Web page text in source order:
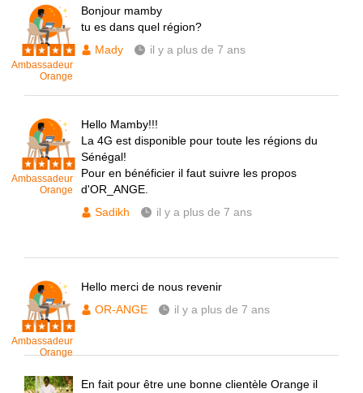
Ambassadeur
Orange
Bonjour mamby
tu es dans quel région?
Mady
il y a plus de 7 ans
Ambassadeur
Orange
Hello Mamby!!!
La 4G est disponible pour toute les régions du
Sénégal!
Pour en bénéficier il faut suivre les propos
d'OR_ANGE.
Sadikh
il y a plus de 7 ans
Ambassadeur
Orange
Hello merci de nous revenir
OR-ANGE
il y a plus de 7 ans
En fait pour être une bonne clientèle Orange il